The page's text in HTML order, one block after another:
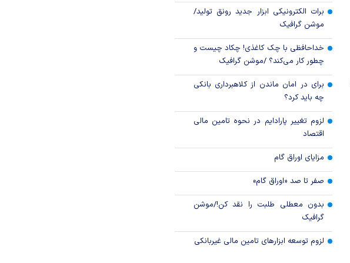
برات الکترونیکی ابزار جدید رونق تولید/
موشن گرافیک
خداحافظی با چک کاغذی! چکاد چیست و
چطور کار می‌کند؟ /موشن گرافیک
برای در امان ماندن از کلاهبرداری بانکی
چه باید کرد؟
لزوم تغییر پارادایم در نحوه تامین مالی
اقتصاد
مزایای اوراق گام
صفر تا صد «اوراق گام»
بدون معطلی طلبت را نقد کن!/موشن
گرافیک
لزوم توسعه ابزارهای تامین مالی غیربانکی